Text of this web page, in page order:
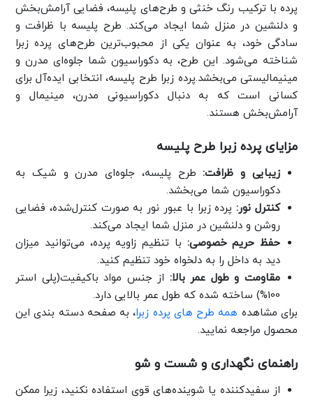
پرده با ترکیب رنگ‌ خنثی و طرح‌های پلیسه، فضایی آرامش‌بخش
و دلنشین در منزل شما ایجاد می‌کند. طرح پلیسه با ظرافت و
سادگی خود، به عنوان یکی از محبوب‌ترین طرح‌های پرده زبرا
شناخته می‌شود. این طرح، به دکوراسیون شما جلوه‌ای مدرن و
مینیمالیستی می‌بخشد.پرده زبرا طرح پلیسه، انتخابی ایده‌آل برای
کسانی است که به دنبال دکوراسیونی مدرن، مینیمال
و
آرامش‌بخش هستند.
مزایای پرده زبرا طرح پلیسه
زیبایی و ظرافت:طرح پلیسه، جلوه‌ای مدرن و شیک به
دکوراسیون شما می‌بخشد.
کنترل نور:پرده زبرا با عبور نور به صورت کنترل‌شده، فضایی
روشن و دلنشین در منزل شما ایجاد می‌کند.
حفظ حریم خصوصی: با تنظیم زاویه پرده، می‌توانید میزان
دید به داخل را به دلخواه خود تنظیم کنید.
مقاومت و طول عمر بالا: از جنس مواد باکیفیت(پلی استر
100%)
ساخته شده که طول عمر بالایی دارد.
برای مشاهده همه طرح های پرده زبرا، به صفحه دسته بندی این
محصول مراجعه نمایید.
راهنمای نگهداری و شست و شو
از سفیدکننده یا شوینده‌های قوی استفاده نکنید، زیرا ممکن